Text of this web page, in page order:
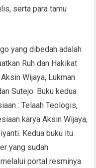
serta para tamu
yang dibedah adalah
Ruh dan Hakikat
Wijaya, Lukman
Sutejo. Buku kedua
: Telaah Teologis,
karya Aksin Wijaya,
Kedua buku itu
yang sudah
portal resminya